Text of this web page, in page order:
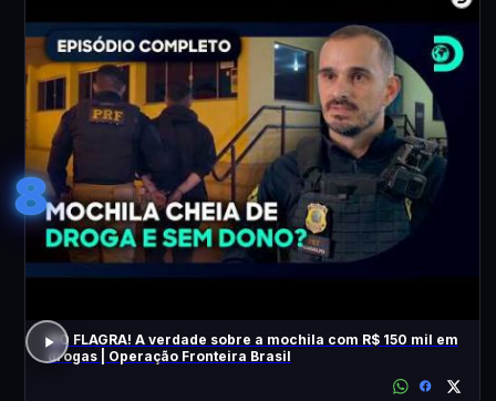
8
NO FLAGRA! A verdade sobre a mochila com R$ 150 mil em
drogas | Operação Fronteira Brasil